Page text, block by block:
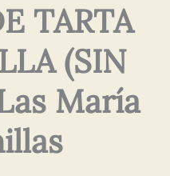
TARTA
(SIN
María